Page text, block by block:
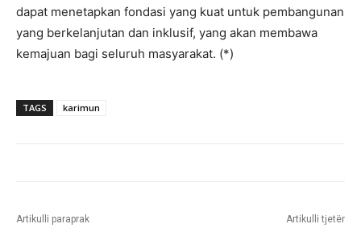
dapat menetapkan fondasi yang kuat untuk pembangunan
yang berkelanjutan dan inklusif, yang akan membawa
kemajuan bagi seluruh masyarakat. (*)
TAGS karimun
Artikulli paraprak Artikulli tjetër